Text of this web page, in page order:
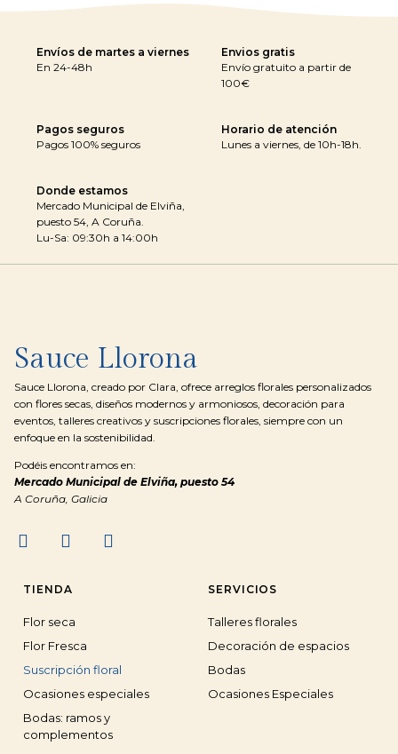
Envíos de martes a viernes
En 24-48h
Envios gratis
Envío gratuito a partir de
100€
Pagos seguros
Pagos 100% seguros
Horario de atención
Lunes a viernes, de 10h-18h.
Donde estamos
Mercado Municipal de Elviña,
puesto 54, A Coruña.
Lu-Sa: 09:30h a 14:00h
Sauce Llorona
Sauce Llorona, creado por Clara, ofrece arreglos florales personalizados
con flores secas, diseños modernos y armoniosos, decoración para
eventos, talleres creativos y suscripciones florales, siempre con un
enfoque en la sostenibilidad.
Podéis encontramos en:
Mercado Municipal de Elviña, puesto 54
A Coruña, Galicia
TIENDA
Flor seca
Flor Fresca
Suscripción floral
Ocasiones especiales
Bodas: ramos y
complementos
SERVICIOS
Talleres florales
Decoración de espacios
Bodas
Ocasiones Especiales